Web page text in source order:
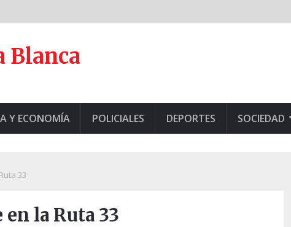
Blanca
Y ECONOMÍA POLICIALES DEPORTES SOCIEDAD
33
la Ruta 33